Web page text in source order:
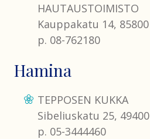
HAUTAUSTOIMISTO
Kauppakatu 14,
p. 08-762180
Hamina
TEPPOSEN KUKKA
Sibeliuskatu 25,
p. 05-3444460